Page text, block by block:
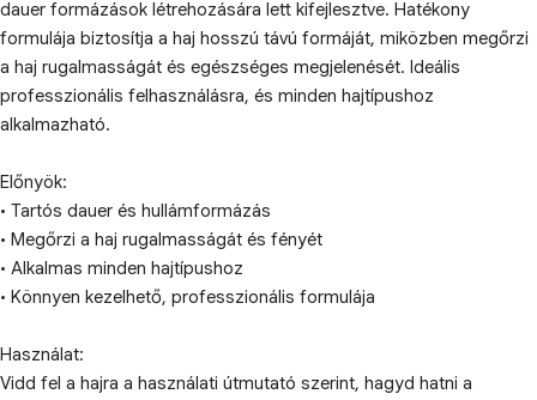
dauer formázások létrehozására lett kifejlesztve. Hatékony
formulája biztosítja a haj hosszú távú formáját, miközben megőrzi
a haj rugalmasságát és egészséges megjelenését. Ideális
professzionális felhasználásra, és minden hajtípushoz
alkalmazható.
Előnyök:
• Tartós dauer és hullámformázás
• Megőrzi a haj rugalmasságát és fényét
• Alkalmas minden hajtípushoz
• Könnyen kezelhető, professzionális formulája
Használat:
Vidd fel a hajra a használati útmutató szerint, hagyd hatni a